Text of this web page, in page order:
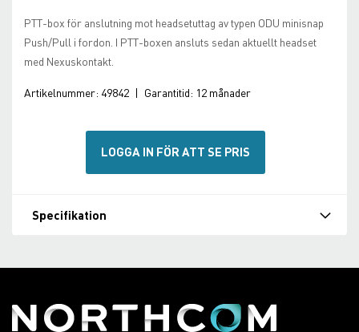
PTT-box för anslutning mot headsetuttag av typen ODU minisnap
Push/Pull i fordon. I PTT-boxen ansluts sedan aktuellt headset
med Nexuskontakt.
Artikelnummer: 49842 | Garantitid: 12 månader
LOGGA IN FÖR ATT SE PRIS
gallery
Specifikation